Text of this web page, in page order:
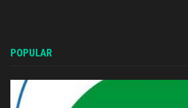
POPULAR